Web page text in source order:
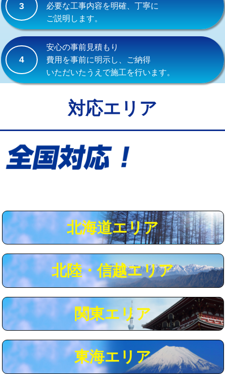
持込商品取付（混合水栓） 16,500円
持込商品取付（浄水器・分岐水栓） 16,500円
給水管工事※（ホール加工)
給水管工事※（バンド止め) 3,300円
給水管工事※（保温材使用（バンド止
5,500円
給水管工事※（土の掘削・埋め戻し作
業)
用（追加）/3ｍ超え)
給水管工事※（ライニング鋼管・銅
44,000円
給水管工事※（ライニング鋼管・銅
管・ポリ管・HT管使用/3ｍ超え)
+8,800円
マス交換（土の掘削・埋め戻し作業） 11,000円~
マス交換（深さ50㎝未満） 55,000円
マス交換（深さ50㎝以上） 66,000円
コンクリート斫り（厚さ10㎝まで） 27,500円
3
必要な工事内容を明確、丁寧に
ご説明します。
4
安心の事前見積もり
費用を事前に明示し、ご納得
いただいたうえで施工を行います。
対応エリア
北海道エリア
北陸・信越エリア
関東エリア
東海エリア